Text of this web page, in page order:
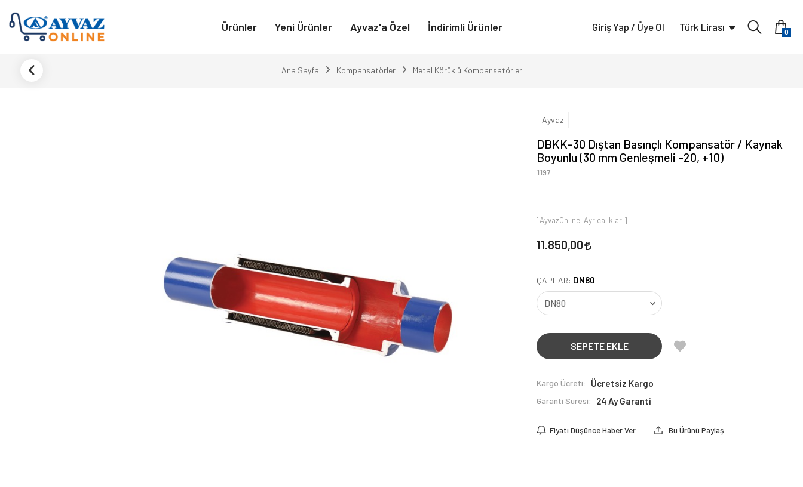
Ürünler Yeni Ürünler Ayvaz'a Özel İndirimli Ürünler Giriş Yap / Üye Ol Türk Lirası 0
Ana Sayfa Kompansatörler Metal Körüklü Kompansatörler
Ayvaz
DBKK-30 Dıştan Basınçlı Kompansatör / Kaynak
Boyunlu (30 mm Genleşmeli -20, +10)
1197
[AyvazOnline_Ayrıcalıkları]
11.850,00
ÇAPLAR: DN80
SEPETE EKLE
Kargo Ücreti: Ücretsiz Kargo
Garanti Süresi: 24 Ay Garanti
Fiyatı Düşünce Haber Ver Bu Ürünü Paylaş